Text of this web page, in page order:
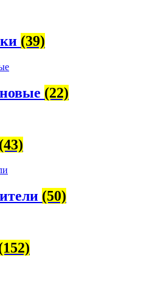
(39)
(22)
(43)
(50)